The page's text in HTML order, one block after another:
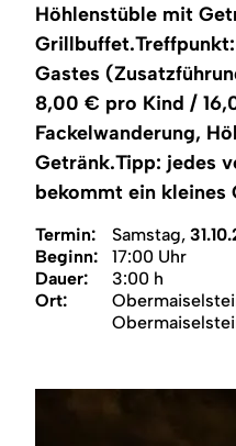
Service
Höhlenstüble mit
Gastes
8,00 € pro Kind /
Fackelwanderung,
Getränk.Tipp: jedes
bekommt ein kleines
Termin: Samstag,
Beginn:
17:00 Uhr
Dauer:
3:00 h
Ort: